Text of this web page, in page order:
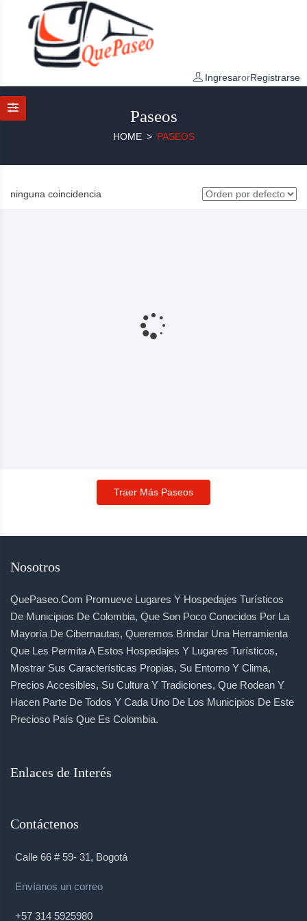
IngresarorRegistrarse
Paseos
HOME PASEOS
ninguna coincidencia
Traer Más Paseos
Nosotros
QuePaseo.com Promueve Lugares Y Hospedajes Turísticos
De Municipios De Colombia, Que Son Poco Conocidos Por La
Mayoría De Cibernautas, Queremos Brindar Una Herramienta
Que Les Permita A Estos Hospedajes Y Lugares Turísticos,
Mostrar Sus Características Propias, Su Entorno Y Clima,
Precios Accesibles, Su Cultura Y Tradiciones, Que Rodean Y
Hacen Parte De Todos Y Cada Uno De Los Municipios De Este
Precioso País Que Es Colombia.
Enlaces de Interés
Contáctenos
Calle 66 # 59- 31, Bogotá
Envíanos un correo
+57 314 5925980